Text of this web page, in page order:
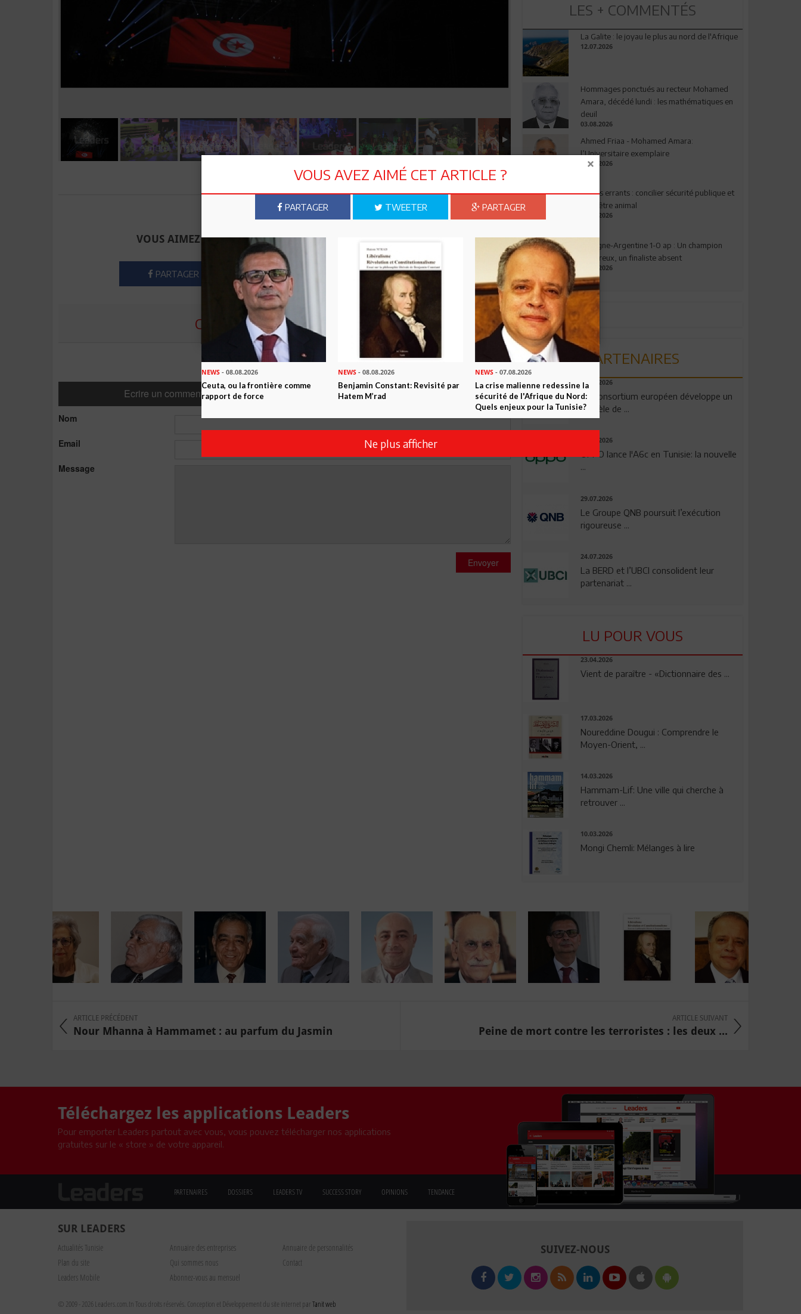
Envoyer à un ami Imprimer
VOUS AIMEZ CET ARTICLE ? PARTAGEZ-LE AVEC VOS AMIS !
PARTAGER TWEETER ABONNEZ-VOUS
COMMENTER CET ARTICLE
0Commentaires
Ecrire un commentaire Commenter
Nom
Email
Message
Envoyer
LES + COMMENTÉS
La Galite : le joyau le plus au nord de l'Afrique
12.07.2026
Hommages ponctués au recteur Mohamed
Amara, décédé lundi : les mathématiques en
deuil
03.08.2026
Ahmed Friaa - Mohamed Amara:
l’Universitaire exemplaire
04.08.2026
Chiens errants : concilier sécurité publique et
bien-être animal
17.07.2026
Espagne-Argentine 1-0 ap : Un champion
valeureux, un finaliste absent
19.07.2026
PARTENAIRES
06.08.2026
Un consortium européen développe un
modèle de ...
04.08.2026
OPPO lance l'A6c en Tunisie: la nouvelle
...
29.07.2026
Le Groupe QNB poursuit l’exécution
rigoureuse ...
24.07.2026
La BERD et l’UBCI consolident leur
partenariat ...
LU POUR VOUS
23.04.2026
Vient de paraître - «Dictionnaire des ...
17.03.2026
Noureddine Dougui : Comprendre le
Moyen-Orient, ...
14.03.2026
Hammam-Lif: Une ville qui cherche à
retrouver ...
10.03.2026
Mongi Chemli: Mélanges à lire
ARTICLE PRÉCÉDENT
Nour Mhanna à Hammamet : au parfum du Jasmin
ARTICLE SUIVANT
Peine de mort contre les terroristes : les deux ...
Téléchargez les applications Leaders
Pour emporter Leaders partout avec vous, vous pouvez télécharger nos applications
gratuites sur le « store » de votre appareil.
PARTENAIRES DOSSIERS LEADERS TV SUCCESS STORY OPINIONS TENDANCE
SUR LEADERS
Actualités Tunisie Annuaire des entreprises
Annuaire de personnalités
Plan du site
Qui sommes nous
Contact
Leaders Mobile
Abonnez-vous au mensuel
© 2009 - 2026 Leaders.com.tn Tous droits réservés. Conception et Développement du site internet parTanit web
SUIVEZ-NOUS
VOUS AVEZ AIMÉ CET ARTICLE ?
PARTAGER TWEETER PARTAGER
NEWS - 08.08.2026
Ceuta, ou la frontière comme
rapport de force
NEWS - 08.08.2026
Benjamin Constant: Revisité par
Hatem M’rad
NEWS- 07.08.2026
La crise malienne redessine la
sécurité de l'Afrique du Nord:
Quels enjeux pour la Tunisie?
Ne plus afficher